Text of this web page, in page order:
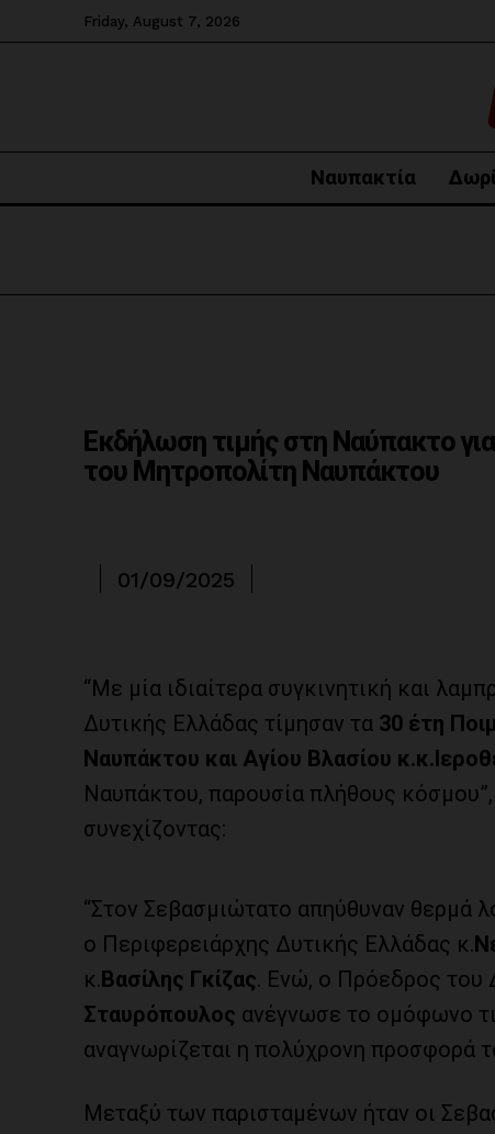
Friday, August 7, 2026
Ναυπακτία
Εκδήλωση τιμής στη Ναύπακτο
του Μητροπολίτη Ναυπάκτου
01/09/2025
“Με μία ιδιαίτερα συγκινητική και
Δυτικής Ελλάδας τίμησαν τα 30 έτη
Ναυπάκτου και Αγίου Βλασίου κ.κ.
Ναυπάκτου, παρουσία πλήθους
συνεχίζοντας:
“Στον Σεβασμιώτατο απηύθυναν θερμά
ο Περιφερειάρχης Δυτικής Ελλάδας κ.
κ.Βασίλης Γκίζας. Ενώ, ο Πρόεδρος του
Σταυρόπουλος ανέγνωσε το ομόφωνο
αναγνωρίζεται η πολύχρονη προσφορά
Μεταξύ των παρισταμένων ήταν οι